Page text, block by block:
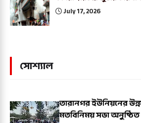
July 17, 2026
সোশ্যাল
তারানগর ইউনিয়নের
মতবিনিময় সভা অনুষ্ঠিত